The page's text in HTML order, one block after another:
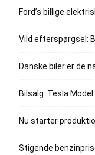
Ford’s billige
Vild efterspørgsel:
Danske biler er de
Bilsalg: Tesla
Nu starter
Stigende